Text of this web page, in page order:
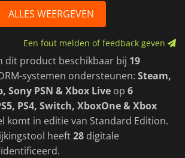
ALLES WEERGEVEN
Een fout melden of feedback geven
dit product beschikbaar bij 19
systemen ondersteunen: Steam,
Sony PSN & Xbox Live op 6
PS4, Switch, XboxOne & Xbox
komt in editie van Standard Edition.
heeft28 digitale